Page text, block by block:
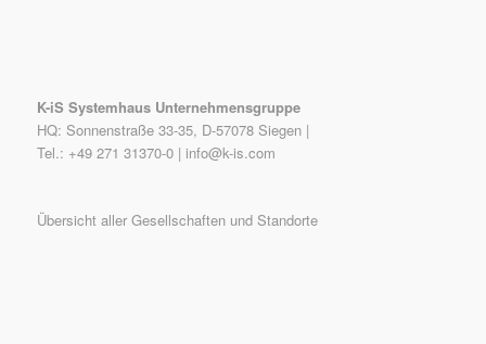
K-iS Systemhaus Unternehmensgruppe
HQ: Sonnenstraße 33-35, D-57078 Siegen |
Tel.: +49 271 31370-0 | info@k-is.com
Übersicht aller Gesellschaften und Standorte